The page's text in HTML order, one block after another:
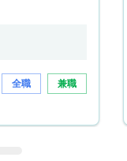
全職 兼職